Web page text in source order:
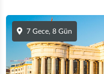
7 Gece, 8 Gün